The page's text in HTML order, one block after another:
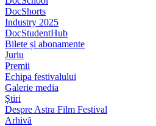
DocShorts
Industry 2025
DocStudentHub
Bilete și abonamente
Juriu
Premii
Echipa festivalului
Galerie media
Știri
Despre Astra Film Festival
Arhivă